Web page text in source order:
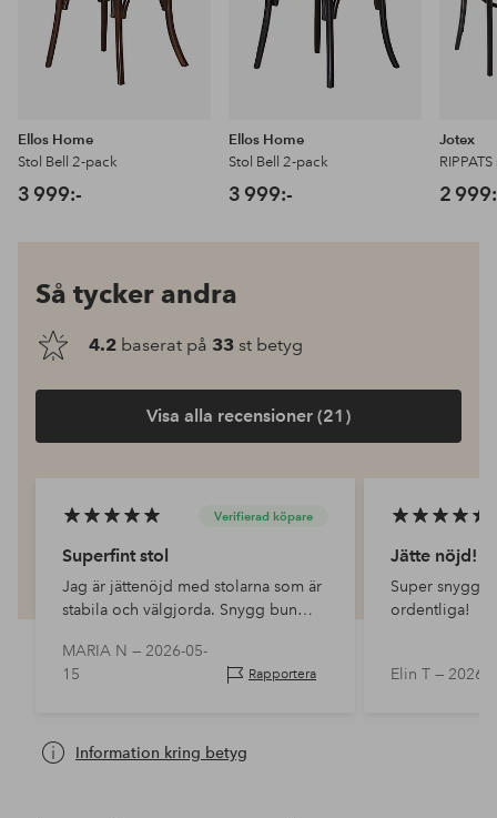
Ellos Home
Stol Bell 2-pack
3 999:-
Ellos Home
Stol Bell 2-pack
3 999:-
Jotex
2
Så tycker andra
4.2 baserat på 33 st betyg
Visa alla recensioner (21)
Verifierad köpare
Superfint stol
Jag är jättenöjd med stolarna som är
stabila och välgjorda. Snygg bun
MARIA N — 2026-05-
15
Rapportera
Jätte nöjd!
Super snygga
ordentliga!
Elin T — 2026-
Information kring betyg